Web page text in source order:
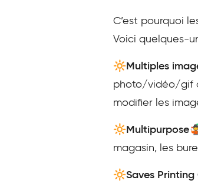
C’est pourquoi
Voici quelques-
🔆Multiples
photo/vidéo/gif
modifier les
magasin, les
🔆Saves